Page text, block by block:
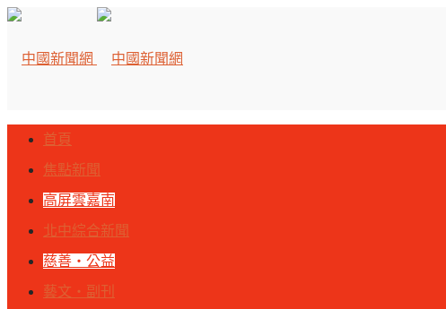
首頁
焦點新聞
高屏雲嘉南
北中綜合新聞
慈善‧公益
藝文‧副刊